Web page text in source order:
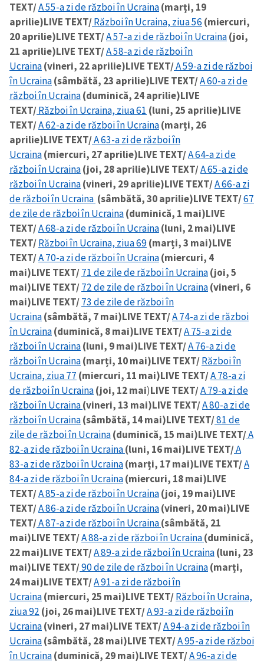
SUSȚINE
TEXT/A 55-a zi de război în Ucraina(marți, 19
aprilie)LIVE TEXT/Război în Ucraina, ziua 56 (miercuri,
20 aprilie)LIVE TEXT/A 57-a zi de război în Ucraina(joi,
21 aprilie)LIVE TEXT/A 58-a zi de război în
Ucraina(vineri, 22 aprilie)LIVE TEXT/A 59-a zi de război
în Ucraina(sâmbătă, 23 aprilie)LIVE TEXT/A 60-a zi de
război în Ucraina(duminică, 24 aprilie)LIVE
TEXT/Război în Ucraina, ziua 61 (luni, 25 aprilie)LIVE
TEXT/A 62-a zi de război în Ucraina(marți, 26
aprilie)LIVE TEXT/A 63-a zi de război în
Ucraina(miercuri, 27 aprilie)LIVE TEXT/A 64-a zi de
război în Ucraina(joi, 28 aprilie)LIVE TEXT/A 65-a zi de
război în Ucraina(vineri, 29 aprilie)LIVE TEXT/A 66-a zi
de război în Ucraina (sâmbătă, 30 aprilie)LIVE TEXT/67
de zile de război în Ucraina(duminică, 1 mai)LIVE
TEXT/A 68-a zi de război în Ucraina(luni, 2 mai)LIVE
TEXT/Război în Ucraina, ziua 69(marți, 3 mai)LIVE
TEXT/A 70-a zi de război în Ucraina(miercuri, 4
mai)LIVE TEXT/71 de zile de război în Ucraina(joi, 5
mai)LIVE TEXT/72 de zile de război în Ucraina(vineri, 6
mai)LIVE TEXT/73 de zile de război în
Ucraina(sâmbătă, 7 mai)LIVE TEXT/A 74-a zi de război
în Ucraina(duminică, 8 mai)LIVE TEXT/A 75-a zi de
război în Ucraina(luni, 9 mai)LIVE TEXT/A 76-a zi de
război în Ucraina(marți, 10 mai)LIVE TEXT/Război în
Ucraina, ziua 77 (miercuri, 11 mai)LIVE TEXT/A 78-a zi
de război în Ucraina(joi, 12 mai)LIVE TEXT/A 79-a zi de
război în Ucraina(vineri, 13 mai)LIVE TEXT/A 80-a zi de
război în Ucraina(sâmbătă, 14 mai)LIVE TEXT/81 de
zile de război în Ucraina(duminică, 15 mai)LIVE TEXT/A
82-a zi de război în Ucraina(luni, 16 mai)LIVE TEXT/A
83-a zi de război în Ucraina(marți, 17 mai)LIVE TEXT/A
84-a zi de război în Ucraina(miercuri, 18 mai)LIVE
TEXT/A 85-a zi de război în Ucraina(joi, 19 mai)LIVE
TEXT/A 86-a zi de război în Ucraina(vineri, 20 mai)LIVE
TEXT/A 87-a zi de război în Ucraina(sâmbătă, 21
mai)LIVE TEXT/A 88-a zi de război în Ucraina(duminică,
22 mai)LIVE TEXT/A 89-a zi de război în Ucraina(luni, 23
mai)LIVE TEXT/90 de zile de război în Ucraina(marți,
24 mai)LIVE TEXT/A 91-a zi de război în
Ucraina(miercuri, 25 mai)LIVE TEXT/Război în Ucraina,
ziua 92 (joi, 26 mai)LIVE TEXT/A 93-a zi de război în
Ucraina(vineri, 27 mai)LIVE TEXT/A 94-a zi de război în
Ucraina(sâmbătă, 28 mai)LIVE TEXT/A 95-a zi de război
în Ucraina(duminică, 29 mai)LIVE TEXT/A 96-a zi de